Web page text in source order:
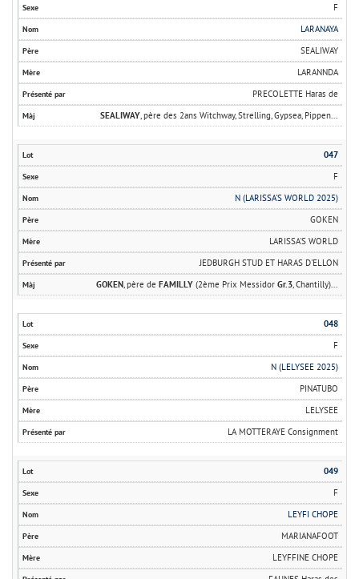
F
LARANAYA
SEALIWAY
LARANNDA
PRECOLETTE Haras de
SEALIWAY , père des 2ans Witchway, Strelling, Gypsea, Pippen...
047
F
N (LARISSA'S WORLD 2025)
GOKEN
LARISSA'S WORLD
JEDBURGH STUD ET HARAS D'ELLON
GOKEN , père deFAMILLY (2ème Prix MessidorGr.3 , Chantilly)...
048
F
N (LELYSEE 2025)
PINATUBO
LELYSEE
LA MOTTERAYE Consignment
049
F
LEYFI CHOPE
MARIANAFOOT
LEYFFINE CHOPE